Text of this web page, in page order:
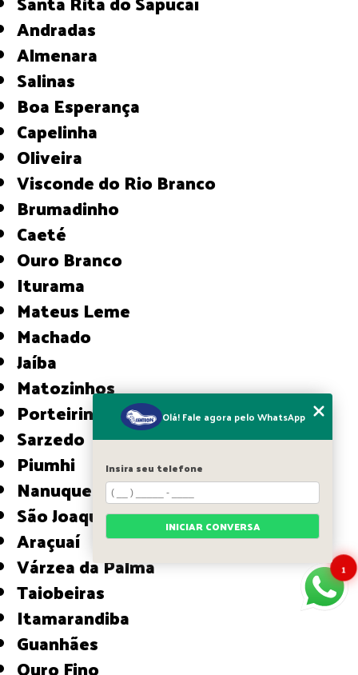
Andradas
Almenara
Salinas
Boa Esperança
Capelinha
Oliveira
Visconde do Rio Branco
Brumadinho
Caeté
Ouro Branco
Iturama
Mateus Leme
Machado
Jaíba
Matozinhos
Porteirinha
Sarzedo
Piumhi
Nanuque
São Joaquim de Bicas
Araçuaí
Várzea da Palma
Taiobeiras
Itamarandiba
Guanhães
Ouro Fino
1
Olá! Fale agora pelo WhatsApp
Insira seu telefone
INICIAR CONVERSA